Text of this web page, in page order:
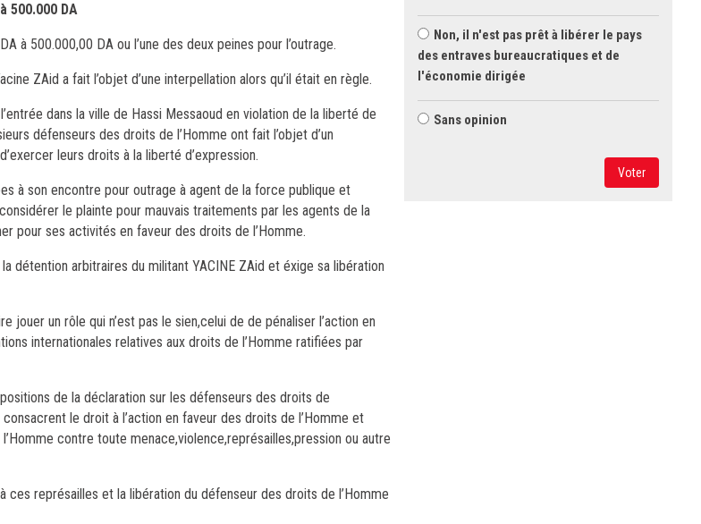
500.000 DA
à 500.000,00 DA ou l’une des deux peines pour l’outrage.
ZAid a fait l’objet d’une interpellation alors qu’il était en règle.
dans la ville de Hassi Messaoud en violation de la liberté de
défenseurs des droits de l’Homme ont fait l’objet d’un
leurs droits à la liberté d’expression.
à son encontre pour outrage à agent de la force publique et
le plainte pour mauvais traitements par les agents de la
pour ses activités en faveur des droits de l’Homme.
détention arbitraires du militant YACINE ZAid et éxige sa libération
un rôle qui n’est pas le sien,celui de de pénaliser l’action en
internationales relatives aux droits de l’Homme ratifiées par
de la déclaration sur les défenseurs des droits de
le droit à l’action en faveur des droits de l’Homme et
contre toute menace,violence,représailles,pression ou autre
représailles et la libération du défenseur des droits de l’Homme
Non, il n'est pas prêt à libérer le pays
des entraves bureaucratiques et de
l'économie dirigée
Sans opinion
Voter